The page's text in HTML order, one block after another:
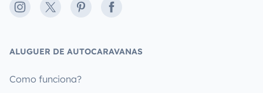
Instagram
X PinterestFacebook
ALUGUER DE AUTOCARAVANAS
Como funciona?